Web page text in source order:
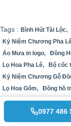
Tags : Bình Hút Tài Lộc,
Kỷ Niệm Chương Pha
Áo Mưa in logo,
Đồng
Lọ Hoa Pha Lê,
Bộ cốc
Kỷ Niệm Chương Gỗ
Lọ Hoa Gốm,
Đồng hồ
Khẩu trang in logo,
Quà
Sổ sạc đa năng,
Quà
0977 486